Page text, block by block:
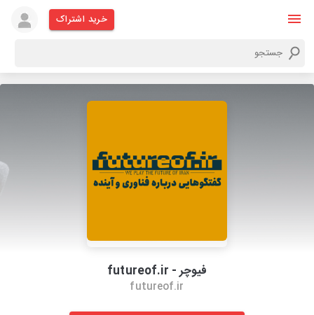
خرید اشتراک
فیوچر - futureof.ir
futureof.ir